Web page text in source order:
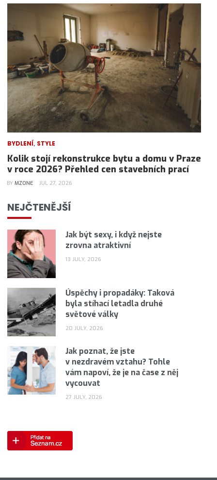
BYDLENÍ, STYLE
Kolik stojí rekonstrukce bytu a domu v Praze
v roce 2026? Přehled cen stavebních prací
BY MZONE JUL 27, 2026
NEJČTENĚJŠÍ
Jak být sexy, i když nejste
zrovna atraktivní
13 JULY, 2026
Úspěchy i propadáky: Taková
byla stíhací letadla druhé
světové války
20 JULY, 2026
Jak poznat, že jste
v nezdravém vztahu? Tohle
vám napoví, že je na čase z něj
vycouvat
27 JULY, 2026